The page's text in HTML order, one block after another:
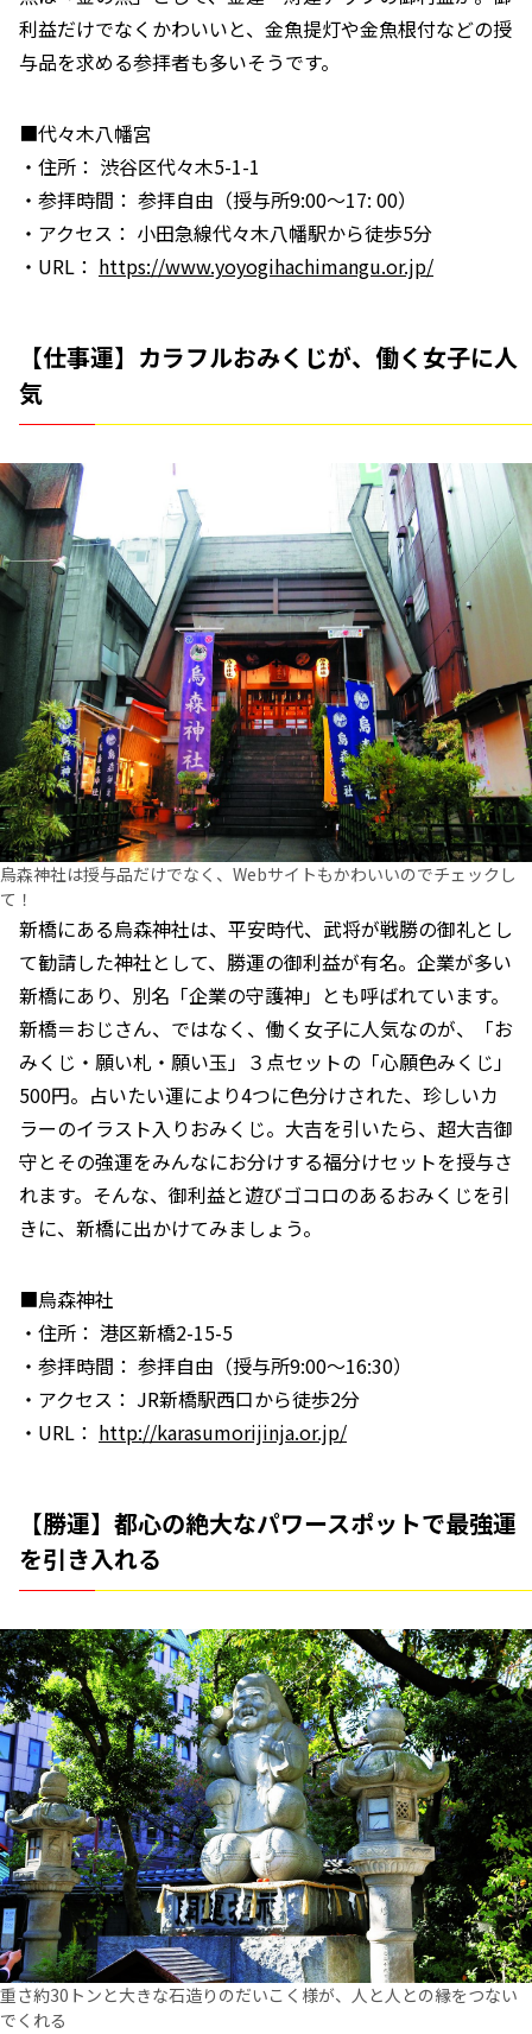
利益だけでなくかわいいと、金魚提灯や金魚根付などの授
与品を求める参拝者も多いそうです。
■代々木八幡宮
・住所： 渋谷区代々木5-1-1
・参拝時間： 参拝自由（授与所9:00～17: 00）
・アクセス： 小田急線代々木八幡駅から徒歩5分
・URL： https://www.yoyogihachimangu.or.jp/
【仕事運】カラフルおみくじが、働く女子に人
気
烏森神社は授与品だけでなく、Webサイトもかわいいのでチェックし
て！
新橋にある烏森神社は、平安時代、武将が戦勝の御礼とし
て勧請した神社として、勝運の御利益が有名。企業が多い
新橋にあり、別名「企業の守護神」とも呼ばれています。
新橋＝おじさん、ではなく、働く女子に人気なのが、「お
みくじ・願い札・願い玉」３点セットの「心願色みくじ」
500円。占いたい運により4つに色分けされた、珍しいカ
ラーのイラスト入りおみくじ。大吉を引いたら、超大吉御
守とその強運をみんなにお分けする福分けセットを授与さ
れます。そんな、御利益と遊びゴコロのあるおみくじを引
きに、新橋に出かけてみましょう。
■烏森神社
・住所： 港区新橋2-15-5
・参拝時間： 参拝自由（授与所9:00～16:30）
・アクセス： JR新橋駅西口から徒歩2分
・URL： http://karasumorijinja.or.jp/
【勝運】都心の絶大なパワースポットで最強運
を引き入れる
重さ約30トンと大きな石造りのだいこく様が、人と人との縁をつない
でくれる